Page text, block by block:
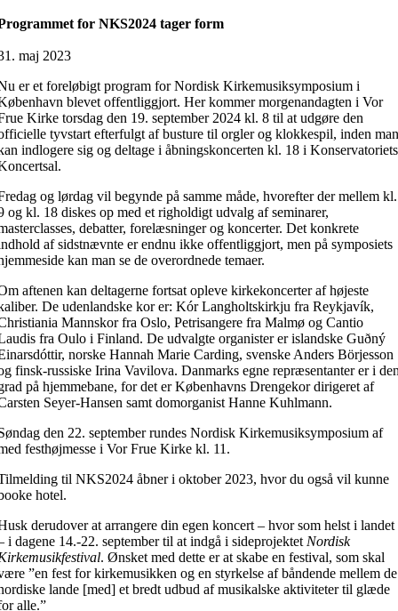
for NKS2024 tager form
maj 2023
er et foreløbigt program for Nordisk Kirkemusiksymposium i
blevet offentliggjort. Her kommer morgenandagten i Vor
Kirke torsdag den 19. september 2024 kl. 8 til at udgøre den
tyvstart efterfulgt af busture til orgler og klokkespil, inden
indlogere sig og deltage i åbningskoncerten kl. 18 i Konservatoriets
og lørdag vil begynde på samme måde, hvorefter der mellem kl.
og kl. 18 diskes op med et righoldigt udvalg af seminarer,
debatter, forelæsninger og koncerter. Det konkrete
af sidstnævnte er endnu ikke offentliggjort, men på symposiets
kan man se de overordnede temaer.
aftenen kan deltagerne fortsat opleve kirkekoncerter af højeste
De udenlandske kor er: Kór Langholtskirkju fra Reykjavík,
Mannskor fra Oslo, Petrisangere fra Malmø og Cantio
fra Oulo i Finland. De udvalgte organister er islandske Guðný
norske Hannah Marie Carding, svenske Anders Börjesson
finsk-russiske Irina Vavilova. Danmarks egne repræsentanter er i
på hjemmebane, for det er Københavns Drengekor dirigeret af
Seyer-Hansen samt domorganist Hanne Kuhlmann.
den 22. september rundes Nordisk Kirkemusiksymposium af
festhøjmesse i Vor Frue Kirke kl. 11.
til NKS2024 åbner i oktober 2023, hvor du også vil kunne
hotel.
derudover at arrangere din egen koncert – hvor som helst i landet
i dagene 14.-22. september til at indgå i sideprojektet Nordisk
. Ønsket med dette er at skabe en festival, som skal
”en fest for kirkemusikken og en styrkelse af båndende mellem de
lande [med] et bredt udbud af musikalske aktiviteter til glæde
alle.”